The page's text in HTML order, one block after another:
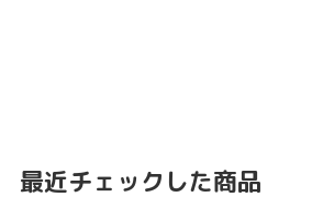
最近チェックした商品